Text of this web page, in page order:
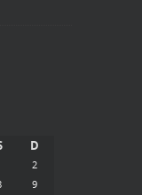
D
2
9